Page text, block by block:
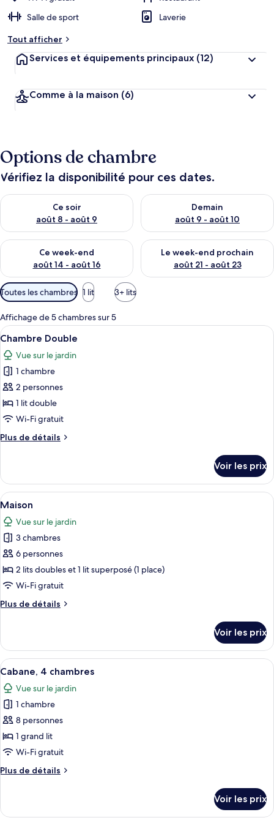
Salle de sport
Laverie
Tout afficher
Services et équipements principaux (12)
Comme à la maison (6)
Options de chambre
Vérifiez la disponibilité pour ces dates.
Ce soir
août 8 - août 9
Vérifier la disponibilité pour ce soir août 8 - août 9
Demain
août 9 - août 10
Vérifier la disponibilité pour
Ce week-end
août 14 - août 16
Vérifier la disponibilité pour ce week-end août 14 - août 16
Le week-end prochain
août 21 - août 23
Vérifier la disponibilité pour
Filtres
disponibles
pour
les
chambres
Toutes les chambres 1 lit 3+ lits
Affichage de 5 chambres sur 5
Afficher
toutes
les
photos
pour
ce
type
chambre :
Une chambre confortable avec un
3
Chambre Double
Vue sur le jardin
1 chambre
2 personnes
1 lit double
Wi-Fi gratuit
Plus de détails
Plus
le
type
de
chambre
Chambre
Double
Voir les prix
Afficher
toutes
les
photos
pour
ce
type
chambre :
Un salon chaleureux avec une
1
Maison
Vue sur le jardin
3 chambres
6 personnes
2 lits doubles et 1 lit superposé (1 place)
Wi-Fi gratuit
Plus de détails
Plus
le
type
de
chambre
Maison
Voir les prix
Afficher
toutes
les
photos
pour
ce
type
chambre :
chambres
Une salle de bain moderne avec
2
Cabane, 4 chambres
Vue sur le jardin
1 chambre
8 personnes
1 grand lit
Wi-Fi gratuit
Plus de détails
Plus
le
Voir les prix